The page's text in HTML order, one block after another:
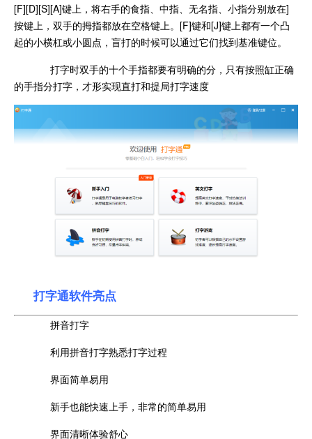
[F][D][S][A]键上，将右手的食指、中指、无名指、小指分别放在]
按键上，双手的拇指都放在空格键上。[F]键和[J]键上都有一个凸
起的小横杠或小圆点，盲打的时候可以通过它们找到基准键位。
打字时双手的十个手指都要有明确的分，只有按照缸正确
的手指分打字，才形实现直打和提局打字速度
打字通软件亮点
拼音打字
利用拼音打字熟悉打字过程
界面简单易用
新手也能快速上手，非常的简单易用
界面清晰体验舒心